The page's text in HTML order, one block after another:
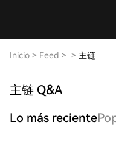
Inicio > Feed > > 主链
主链 Q&A
Lo más reciente